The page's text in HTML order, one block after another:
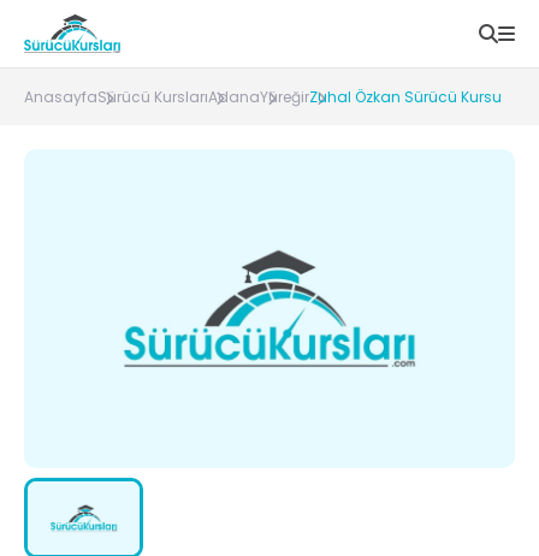
AnasayfaSürücü KurslarıAdanaYüreğirZuhal Özkan Sürücü Kursu